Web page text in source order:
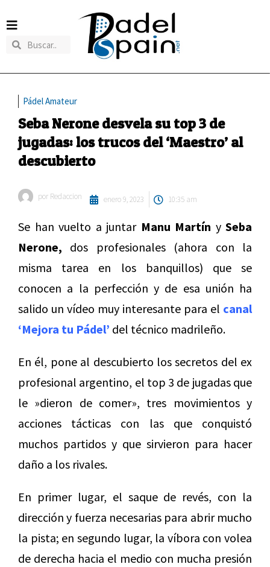
Pádel Amateur
Seba Nerone desvela su top 3 de
jugadas: los trucos del ‘Maestro’ al
descubierto
por Redaccion enero 9, 2023 10:35 am
Se han vuelto a juntar Manu Martín y Seba
Nerone, dos profesionales (ahora con la
misma tarea en los banquillos) que se
conocen a la perfección y de esa unión ha
salido un vídeo muy interesante para el canal
‘Mejora tu Pádel’ del técnico madrileño.
En él, pone al descubierto los secretos del ex
profesional argentino, el top 3 de jugadas que
le »dieron de comer», tres movimientos y
acciones tácticas con las que conquistó
muchos partidos y que sirvieron para hacer
daño a los rivales.
En primer lugar, el saque de revés, con la
dirección y fuerza necesarias para abrir mucho
la pista; en segundo lugar, la víbora con volea
de derecha hacia el medio con mucha presión